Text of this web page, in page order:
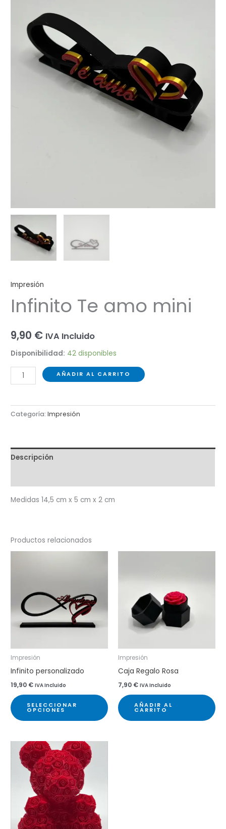
Impresión
Infinito Te amo mini
9,90 € IVA Incluido
Disponibilidad: 42 disponibles
Infinito
Te
mini
AÑADIR AL CARRITO
Categoría:Impresión
Descripción
Medidas 14,5 cm x 5 cm x 2 cm
Productos relacionados
Impresión
Infinito personalizado
19,90 € IVA Incluido
SELECCIONAR
OPCIONES
Impresión
Caja Regalo Rosa
7,90 € IVA Incluido
AÑADIR AL
CARRITO